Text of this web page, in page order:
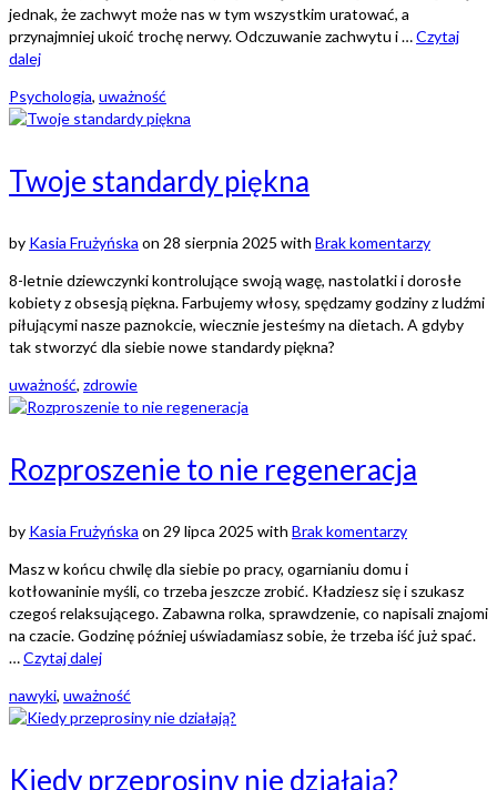
jednak, że zachwyt może nas w tym wszystkim uratować, a
przynajmniej ukoić trochę nerwy. Odczuwanie zachwytu i …Czytaj
dalej
Psychologia, uważność
Twoje standardy piękna
by Kasia Frużyńska on 28 sierpnia 2025 with Brak komentarzy
8-letnie dziewczynki kontrolujące swoją wagę, nastolatki i dorosłe
kobiety z obsesją piękna. Farbujemy włosy, spędzamy godziny z ludźmi
piłującymi nasze paznokcie, wiecznie jesteśmy na dietach. A gdyby
tak stworzyć dla siebie nowe standardy piękna?
uważność, zdrowie
Rozproszenie to nie regeneracja
by Kasia Frużyńska on 29 lipca 2025 with Brak komentarzy
Masz w końcu chwilę dla siebie po pracy, ogarnianiu domu i
kotłowaninie myśli, co trzeba jeszcze zrobić. Kładziesz się i szukasz
czegoś relaksującego. Zabawna rolka, sprawdzenie, co napisali znajomi
na czacie. Godzinę później uświadamiasz sobie, że trzeba iść już spać.
…Czytaj dalej
nawyki, uważność
Kiedy przeprosiny nie działają?